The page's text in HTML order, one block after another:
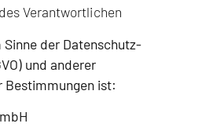
Verantwortlichen
der Datenschutz-
und anderer
ist: